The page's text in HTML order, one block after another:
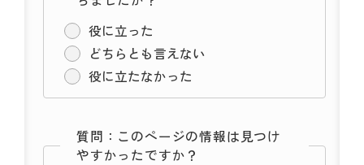
役に立った
どちらとも言えない
役に立たなかった
質問：このページの情報は見つけ
やすかったですか？